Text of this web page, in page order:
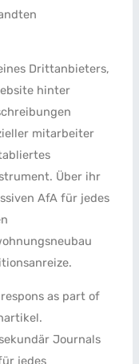
Drittanbieters,
hinter
mitarbeiter
Über ihr
AfA für jedes
as part of
Journals
jedes